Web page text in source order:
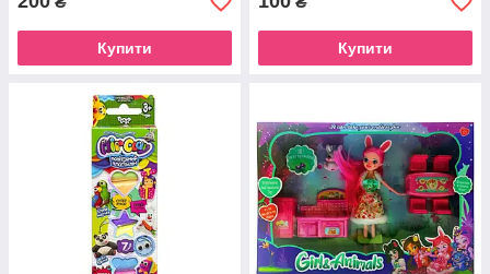
Купити Купити